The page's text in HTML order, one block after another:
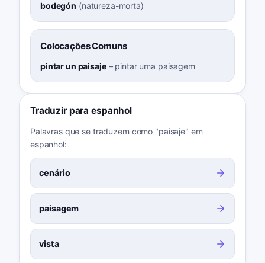
bodegón (natureza-morta)
Colocações Comuns
pintar un paisaje– pintar uma paisagem
Traduzir para espanhol
Palavras que se traduzem como "paisaje" em
espanhol:
cenário
paisagem
vista